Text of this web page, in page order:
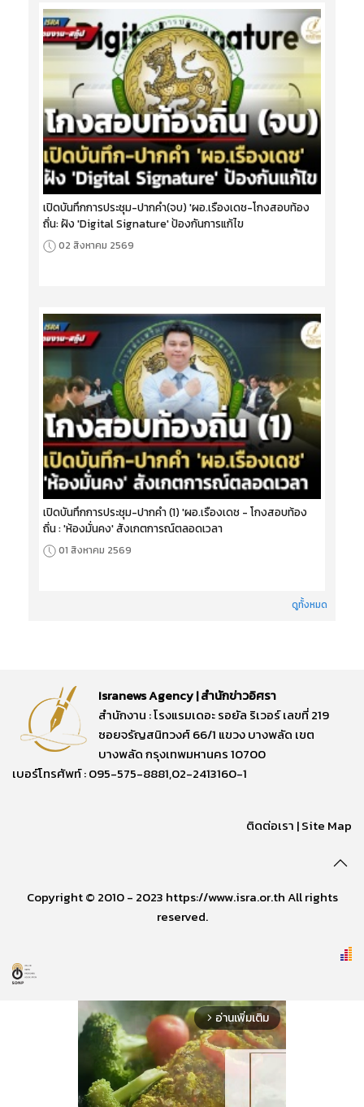
เปิดบันทึกการประชุม-ปากคำ(จบ) 'ผอ.เรืองเดช-โกงสอบท้อง
ถิ่น: ฝัง 'Digital Signature' ป้องกันการแก้ไข
02 สิงหาคม 2569
เปิดบันทึกการประชุม-ปากคำ (1) 'ผอ.เรืองเดช - โกงสอบท้อง
ถิ่น : 'ห้องมั่นคง' สังเกตการณ์ตลอดเวลา
01 สิงหาคม 2569
ดูทั้งหมด
Isranews Agency | สำนักข่าวอิศรา
สำนักงาน : โรงแรมเดอะ รอยัล ริเวอร์ เลขที่ 219
ซอยจรัญสนิทวงศ์ 66/1 แขวง บางพลัด เขต
บางพลัด กรุงเทพมหานคร 10700
เบอร์โทรศัพท์ : 095-575-8881,02-2413160-1
ติดต่อเรา |Site Map
Copyright © 2010 - 2023 https://www.isra.or.th All rights
reserved.
arrow_forward_ios อ่านเพิ่มเติม